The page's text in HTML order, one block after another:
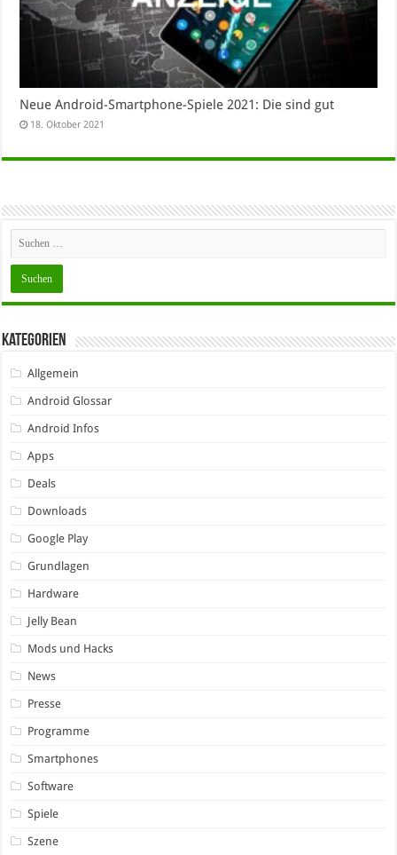
Neue Android-Smartphone-Spiele 2021: Die sind gut
18. Oktober 2021
Kategorien
Allgemein
Android Glossar
Android Infos
Apps
Deals
Downloads
Google Play
Grundlagen
Hardware
Jelly Bean
Mods und Hacks
News
Presse
Programme
Smartphones
Software
Spiele
Szene